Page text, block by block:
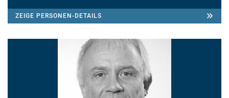
ZEIGE PERSONEN-DETAILS